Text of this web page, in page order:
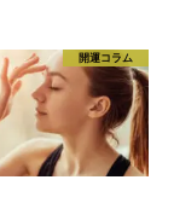
開運コラム